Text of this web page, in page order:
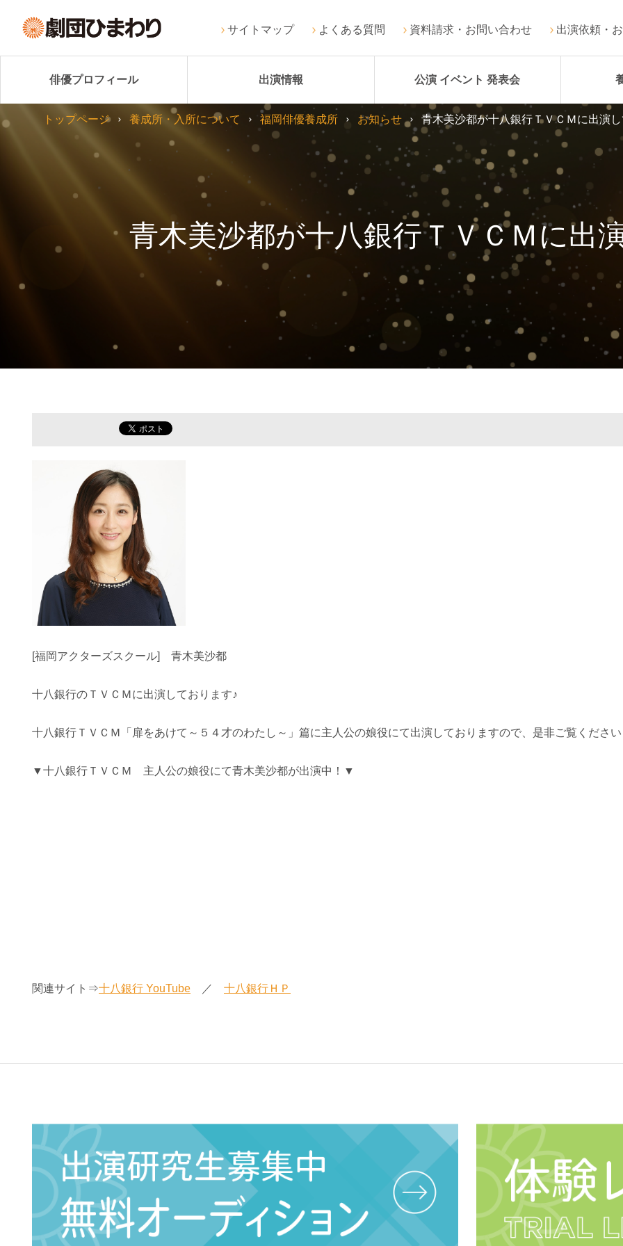
サイトマップ よくある質問 資料請求・お問い合わせ 出演依頼・
俳優プロフィール 出演情報 公演 イベント 発表会
青木美沙都が十八銀行ＴＶＣＭに出
トップページ 養成所・入所について 福岡俳優養成所 お知らせ 青木美沙都が十八銀行ＴＶＣＭに出演
[福岡アクターズスクール] 青木美沙都
十八銀行のＴＶＣＭに出演しております♪
十八銀行ＴＶＣＭ「扉をあけて～５４才のわたし～」篇に主人公の娘役にて出演しておりますので、是非ご覧くださ
▼十八銀行ＴＶＣＭ 主人公の娘役にて青木美沙都が出演中！▼
関連サイト⇒十八銀行 YouTube ／ 十八銀行ＨＰ